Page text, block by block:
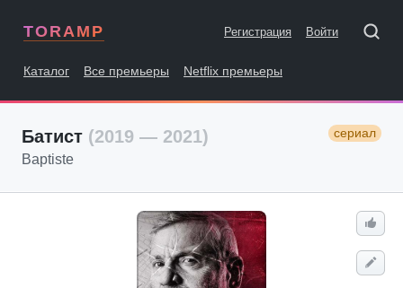
TORAMP Регистрация Войти
Каталог Все премьеры Netflix премьеры
Батист (2019 — 2021) сериал
Baptiste